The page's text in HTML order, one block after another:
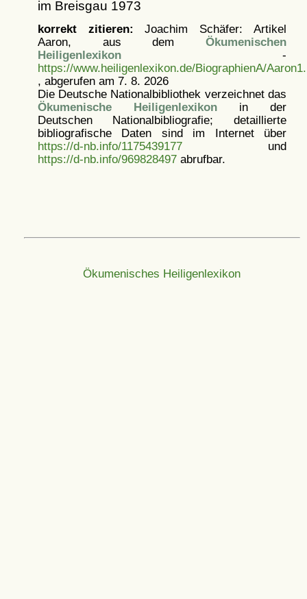
im Breisgau 1973
korrekt zitieren: Joachim Schäfer: Artikel
Aaron, aus dem Ökumenischen
Heiligenlexikon-
https://www.heiligenlexikon.de/BiographienA/
, abgerufen am 7. 8. 2026
Die Deutsche Nationalbibliothek verzeichnet das
Ökumenische Heiligenlexikonin der
Deutschen Nationalbibliografie; detaillierte
bibliografische Daten sind im Internet über
https://d-nb.info/1175439177und
https://d-nb.info/969828497abrufbar.
Ökumenisches Heiligenlexikon